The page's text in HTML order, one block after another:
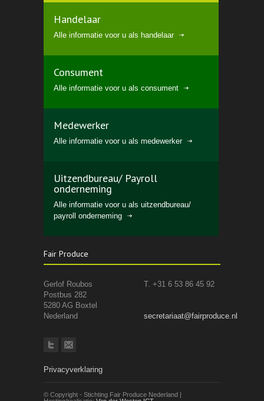
Handelaar
Alle informatie voor u als handelaar
Consument
Alle informatie voor u als consument
Medewerker
Alle informatie voor u als medewerker
Uitzendbureau/ Payroll
onderneming
Alle informatie voor u als uitzendbureau/
payroll onderneming
Fair Produce
Gerlof Roubos
T. +31 6 53 86 45 92
Postbus 282
5280 AG Boxtel
Nederland
secretariaat@fairproduce.nl
Privacyverklaring
© Copyright - Stichting Fair Produce Nederland |